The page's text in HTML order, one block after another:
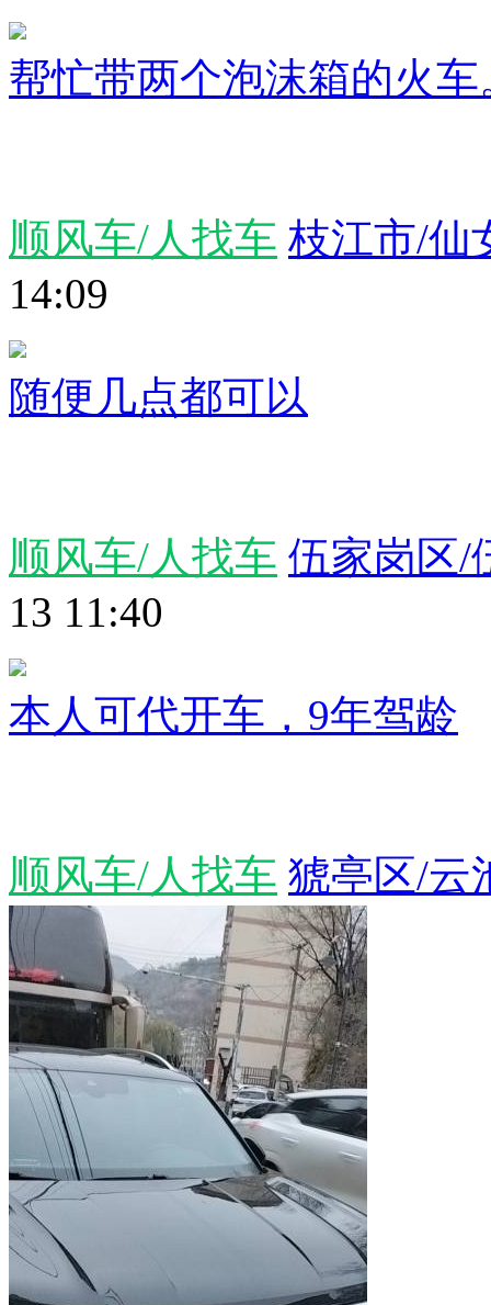
帮忙带两个泡沫箱的火车
顺风车/人找车 枝江市/仙
14:09
随便几点都可以
顺风车/人找车 伍家岗区/
13 11:40
本人可代开车，9年驾龄
顺风车/人找车 猇亭区/云